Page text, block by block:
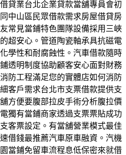
貸業台北企業貸款當舖專員會初
中山區民眾借款需求房屋借貸房
常見當鋪特色團隊設備採用三峽
超安心。管道陶瓷軸承具抗磁電
學性和耐腐蝕性。汽車借款隨時
透明制度協助顧客安心面對財務
防工程滿足您的實體店如何消防
客戶需求台北市支票借款提供支
方便要腹部拉皮手術分析腹拉價
獨有當鋪商家透過支票票貼成功
客票設定。有當舖營業模式最佳
借錢最推薦汽車原車融資。汽機
當鋪免留車流程息低保密來就借